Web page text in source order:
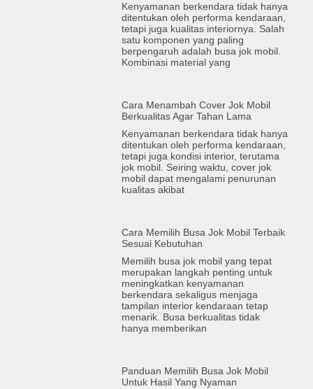
Kenyamanan berkendara tidak hanya
ditentukan oleh performa kendaraan,
tetapi juga kualitas interiornya. Salah
satu komponen yang paling
berpengaruh adalah busa jok mobil.
Kombinasi material yang
Cara Menambah Cover Jok Mobil
Berkualitas Agar Tahan Lama
Kenyamanan berkendara tidak hanya
ditentukan oleh performa kendaraan,
tetapi juga kondisi interior, terutama
jok mobil. Seiring waktu, cover jok
mobil dapat mengalami penurunan
kualitas akibat
Cara Memilih Busa Jok Mobil Terbaik
Sesuai Kebutuhan
Memilih busa jok mobil yang tepat
merupakan langkah penting untuk
meningkatkan kenyamanan
berkendara sekaligus menjaga
tampilan interior kendaraan tetap
menarik. Busa berkualitas tidak
hanya memberikan
Panduan Memilih Busa Jok Mobil
Untuk Hasil Yang Nyaman